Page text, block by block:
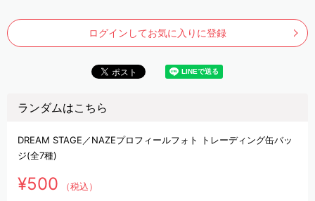
ログインしてお気に入りに登録
ランダムはこちら
DREAM STAGE／NAZEプロフィールフォト トレーディング缶バッ
ジ(全7種)
¥500 （税込）